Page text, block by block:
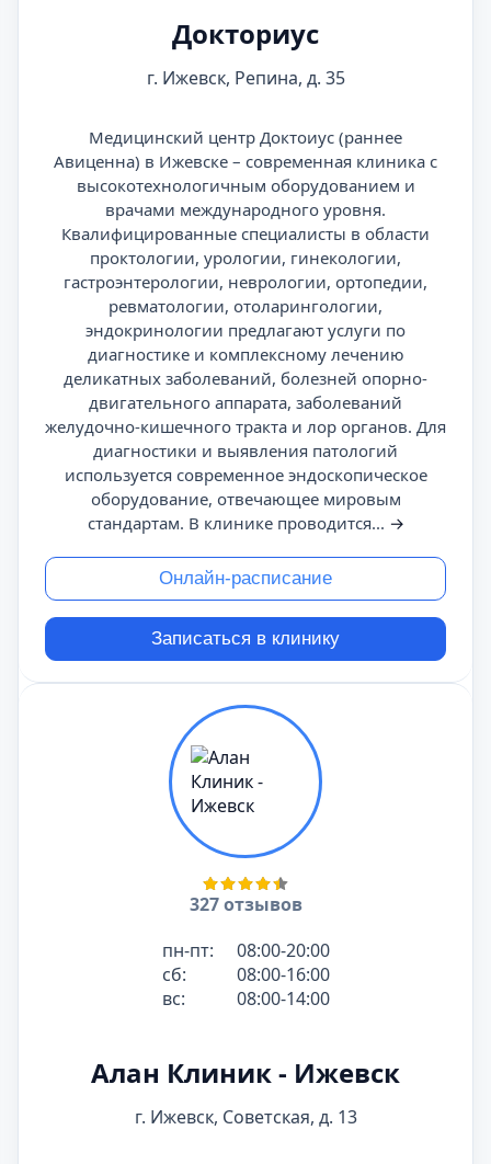
Докториус
г. Ижевск, Репина, д. 35
Медицинский центр Доктоиус (раннее
Авиценна) в Ижевске – современная клиника с
высокотехнологичным оборудованием и
врачами международного уровня.
Квалифицированные специалисты в области
проктологии, урологии, гинекологии,
гастроэнтерологии, неврологии, ортопедии,
ревматологии, отоларингологии,
эндокринологии предлагают услуги по
диагностике и комплексному лечению
деликатных заболеваний, болезней опорно-
двигательного аппарата, заболеваний
желудочно-кишечного тракта и лор органов. Для
диагностики и выявления патологий
используется современное эндоскопическое
оборудование, отвечающее мировым
стандартам. В клинике проводится... →
Онлайн-расписание
Записаться в клинику
327 отзывов
пн-пт:
08:00-20:00
сб:
08:00-16:00
вс:
08:00-14:00
Алан Клиник - Ижевск
г. Ижевск, Советская, д. 13